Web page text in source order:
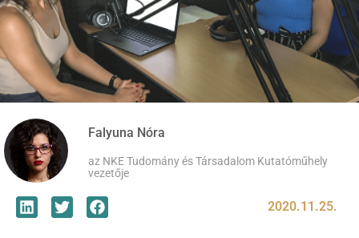
Falyuna Nóra
az NKE Tudomány és Társadalom Kutatóműhely
vezetője
2020.11.25.